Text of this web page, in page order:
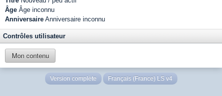
Âge Âge inconnu
Anniversaire Anniversaire inconnu
Contrôles utilisateur
Mon contenu
Version complète Français (France) LS v4